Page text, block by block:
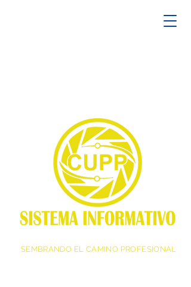
SEMBRANDO EL CAMINO PROFESIONAL